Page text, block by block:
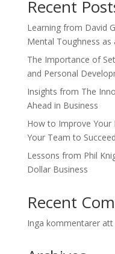
Recent
Learning from David
Mental Toughness as
The Importance of
and Personal
Insights from The
Ahead in Business
How to Improve Your
Your Team to Succeed
Lessons from Phil
Dollar Business
Recent
Inga kommentarer att